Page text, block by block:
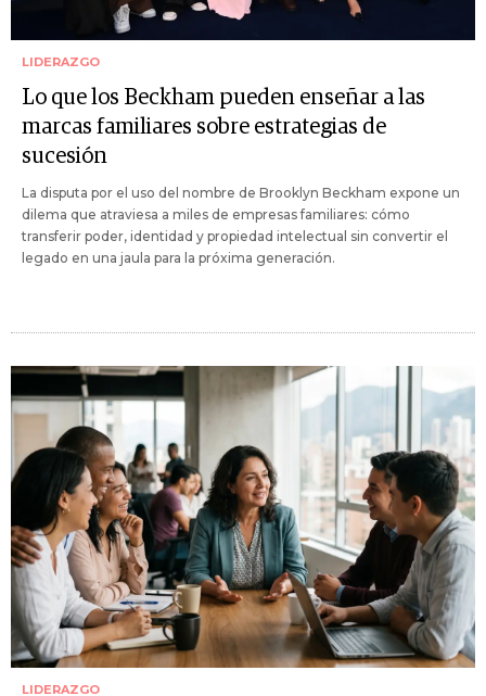
LIDERAZGO
Lo que los Beckham pueden enseñar a las
marcas familiares sobre estrategias de
sucesión
La disputa por el uso del nombre de Brooklyn Beckham expone un
dilema que atraviesa a miles de empresas familiares: cómo
transferir poder, identidad y propiedad intelectual sin convertir el
legado en una jaula para la próxima generación.
LIDERAZGO